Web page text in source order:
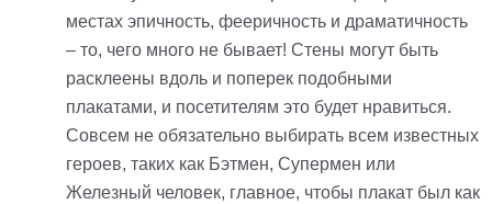
местах эпичность, фееричность и драматичность
– то, чего много не бывает! Стены могут быть
расклеены вдоль и поперек подобными
плакатами, и посетителям это будет нравиться.
Совсем не обязательно выбирать всем известных
героев, таких как Бэтмен, Супермен или
Железный человек, главное, чтобы плакат был как